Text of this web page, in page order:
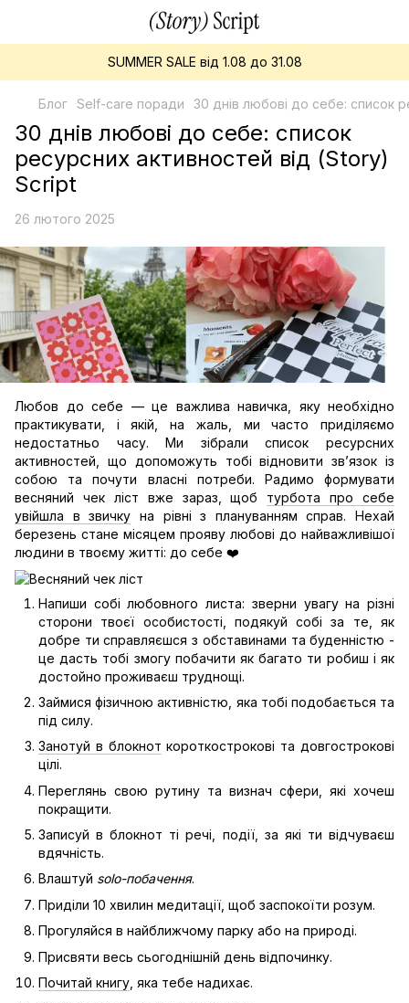
SUMMER SALE від 1.08 до 31.08
Блог Self-care поради 30 днів любові до себе: cписок
30 днів любові до себе: cписок
ресурсних активностей від (Story)
Script
26 лютого 2025
Любов до себе — це важлива навичка, яку необхідно
практикувати, і якій, на жаль, ми часто приділяємо
недостатньо часу. Ми зібрали список ресурсних
активностей, що допоможуть тобі відновити звʼязок із
собою та почути власні потреби. Радимо формувати
весняний чек ліст вже зараз, щоб турбота про себе
увійшла в звичку на рівні з плануванням справ. Нехай
березень стане місяцем прояву любові до найважливішої
людини в твоєму житті: до себе ❤️
Напиши собі любовного листа: зверни увагу на різні
сторони твоєї особистості, подякуй собі за те, як
добре ти справляєшся з обставинами та буденністю -
це дасть тобі змогу побачити як багато ти робиш і як
достойно проживаєш труднощі.
Займися фізичною активністю, яка тобі подобається та
під силу.
Занотуй в блокнот короткострокові та довгострокові
цілі.
Переглянь свою рутину та визнач сфери, які хочеш
покращити.
Записуй в блокнот ті речі, події, за які ти відчуваєш
вдячність.
Влаштуй solo-побачення.
Приділи 10 хвилин медитації, щоб заспокоїти розум.
Прогуляйся в найближчому парку або на природі.
Присвяти весь сьогоднішній день відпочинку.
Почитай книгу , яка тебе надихає.